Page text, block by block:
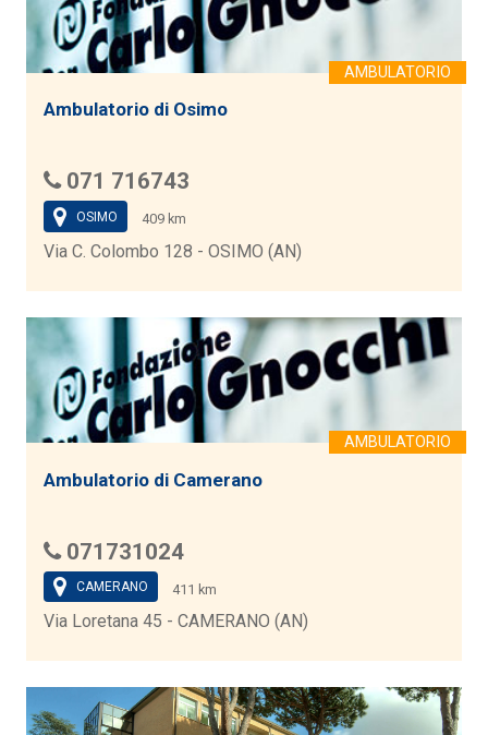
Ambulatorio di Osimo
071 716743
OSIMO 409 km
Via C. Colombo 128 - OSIMO (AN)
Ambulatorio di Camerano
071731024
CAMERANO 411 km
Via Loretana 45 - CAMERANO (AN)